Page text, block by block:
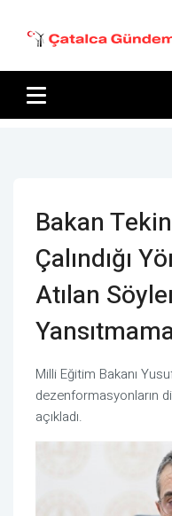
Bakan
Çalındığı
Atılan
Milli Eğitim Bakanı
dezenformasyonların
açıkladı.